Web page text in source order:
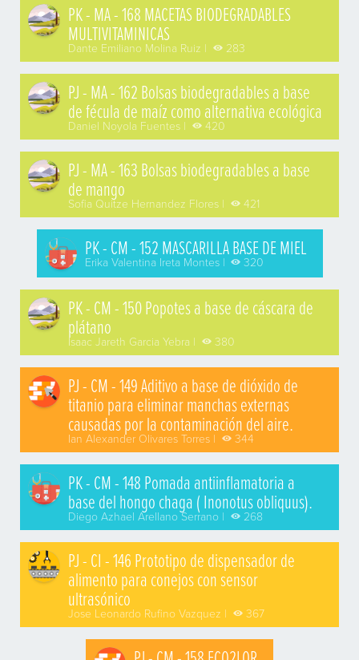
PK - MA - 168 MACETAS BIODEGRADABLES
MULTIVITAMINICAS
Dante Emiliano Molina Ruiz | 283
PJ - MA - 162 Bolsas biodegradables a base
de fécula de maíz como alternativa ecológica
Daniel Noyola Fuentes | 420
PJ - MA - 163 Bolsas biodegradables a base
de mango
Sofia Quitze Hernandez Flores | 421
PK - CM - 152 MASCARILLA BASE DE MIEL
Erika Valentina Ireta Montes | 320
PK - CM - 150 Popotes a base de cáscara de
plátano
Isaac Jareth Garcia Yebra | 380
PJ - CM - 149 Aditivo a base de dióxido de
titanio para eliminar manchas externas
causadas por la contaminación del aire.
Ian Alexander Olivares Torres | 344
PK - CM - 148 Pomada antiinflamatoria a
base del hongo chaga ( Inonotus obliquus).
Diego Azhael Arellano Serrano | 268
PJ - CI - 146 Prototipo de dispensador de
alimento para conejos con sensor
ultrasónico
Jose Leonardo Rufino Vazquez | 367